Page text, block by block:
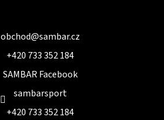
obchod@sambar.cz
+420 733 352 184
SAMBAR Facebook
sambarsport
+420 733 352 184